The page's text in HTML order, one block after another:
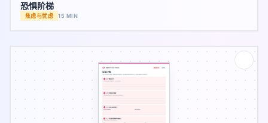
恐惧阶梯
焦虑与忧虑 15 MIN